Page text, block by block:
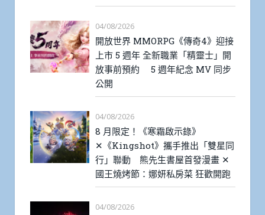
04/08/2026
開放世界 MMORPG《傳奇4》迎接
上市 5 週年 全新職業「精靈士」開
放事前預約 5 週年紀念 MV 同步
公開
04/08/2026
8 月限定！《寒霜啟示錄》
✕《Kingshot》攜手推出「雙星同
行」聯動 熊先生書屋首發漫畫 ✕
國王燒烤節：娜妍私房菜 狂歡開跑
04/08/2026